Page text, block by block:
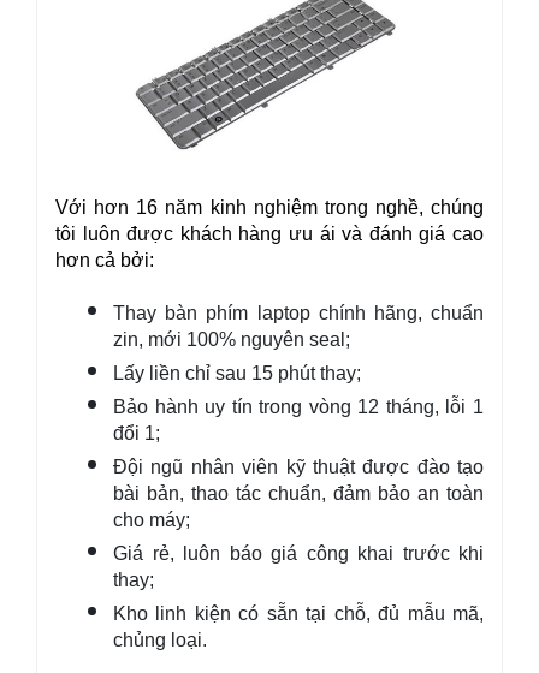
Với hơn 16 năm kinh nghiệm trong nghề, chúng
tôi luôn được khách hàng ưu ái và đánh giá cao
hơn cả bởi:
Thay bàn phím laptop chính hãng, chuẩn
zin, mới 100% nguyên seal;
Lấy liền chỉ sau 15 phút thay;
Bảo hành uy tín trong vòng 12 tháng, lỗi 1
đổi 1;
Đội ngũ nhân viên kỹ thuật được đào tạo
bài bản, thao tác chuẩn, đảm bảo an toàn
cho máy;
Giá rẻ, luôn báo giá công khai trước khi
thay;
Kho linh kiện có sẵn tại chỗ, đủ mẫu mã,
chủng loại.